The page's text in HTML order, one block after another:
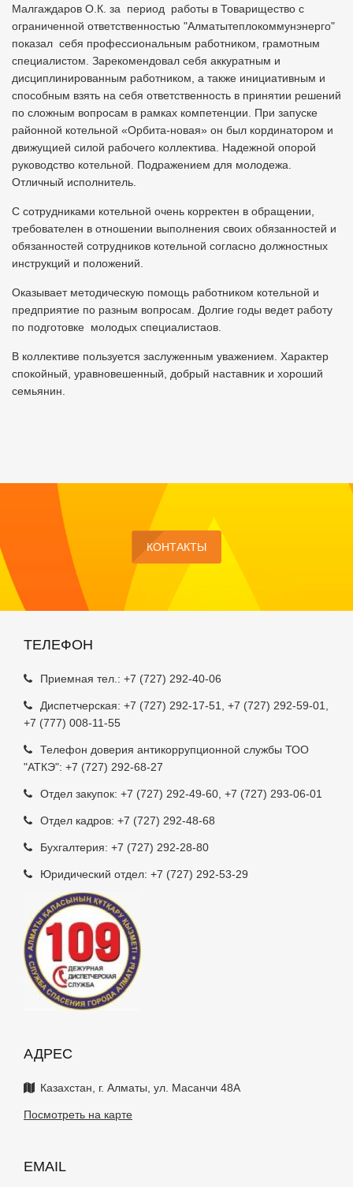
Малгаждаров О.К. за период работы в Товарищество с
ограниченной ответственностью "Алматытеплокоммунэнерго"
показал себя профессиональным работником, грамотным
специалистом. Зарекомендовал себя аккуратным и
дисциплинированным работником, а также инициативным и
способным взять на себя ответственность в принятии решений
по сложным вопросам в рамках компетенции. При запуске
районной котельной «Орбита-новая» он был кординатором и
движущией силой рабочего коллектива. Надежной опорой
руководство котельной. Подражением для молодежа.
Отличный исполнитель.
С сотрудниками котельной очень корректен в обращении,
требователен в отношении выполнения своих обязанностей и
обязанностей сотрудников котельной согласно должностных
инструкций и положений.
Оказывает методическую помощь работником котельной и
предприятие по разным вопросам. Долгие годы ведет работу
по подготовке молодых специалистаов.
В коллективе пользуется заслуженным уважением. Характер
спокойный, уравновешенный, добрый наставник и хороший
семьянин.
КОНТАКТЫ
ТЕЛЕФОН
Приемная тел.: +7 (727) 292-40-06
Диспетчерская: +7 (727) 292-17-51 +7 (727) 292-59-01
+7 (777) 008-11-55
Телефон доверия антикоррупционной службы ТОО
"АТКЭ": +7 (727) 292-68-27
Отдел закупок: +7 (727) 292-49-60 +7 (727) 293-06-01
Отдел кадров: +7 (727) 292-48-68
Бухгалтерия: +7 (727) 292-28-80
Юридический отдел: +7 (727) 292-53-29
АДРЕС
Казахстан, г. Алматы, ул. Масанчи 48А
Посмотреть на карте
EMAIL